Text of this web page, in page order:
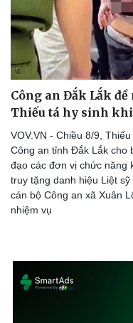
Công an Đắk Lắk
Thiếu tá hy sinh
VOV.VN - Chiều 8/9,
Công an tỉnh Đắk Lắk cho
đạo các đơn vị chức năng
truy tặng danh hiệu Liệt
cán bộ Công an xã Xuân
nhiệm vụ